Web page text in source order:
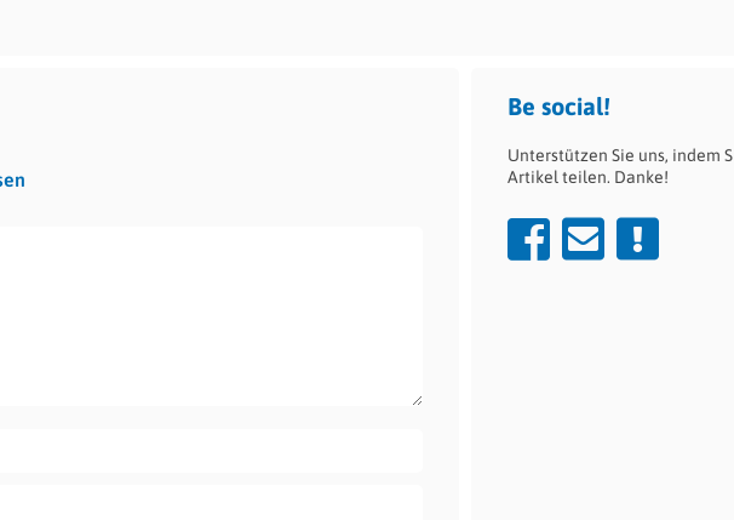
Be social!
Unterstützen Sie uns, indem
Artikel teilen. Danke!